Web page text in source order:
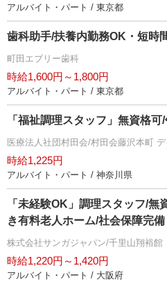
アルバイト・パート / 東京都
歯科助手/扶養内勤務OK・短時
町田エブリー歯科
時給1,600円～1,800円
アルバイト・パート / 東京都
「福祉調理スタッフ」無資格
医療法人社団村田会/村田会藤沢本町
時給1,225円
アルバイト・パート / 神奈川県
「未経験OK」調理スタッフ/無
き有料老人ホーム/社会保障完備
株式会社サンガジャパン/千里山翔裕館
時給1,220円～1,420円
アルバイト・パート / 大阪府